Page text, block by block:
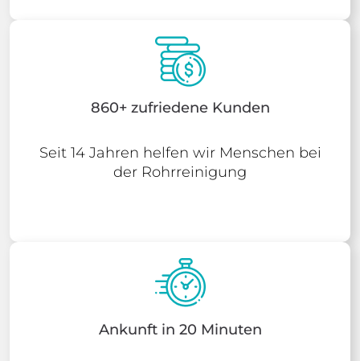
860+ zufriedene Kunden
Seit 14 Jahren helfen wir Menschen bei
der Rohrreinigung
Ankunft in 20 Minuten